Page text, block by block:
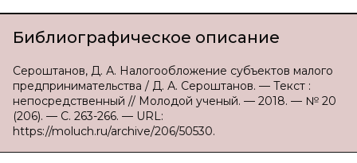
Библиографическое описание
Сероштанов, Д. А. Налогообложение субъектов малого
предпринимательства / Д. А. Сероштанов. — Текст :
непосредственный // Молодой ученый. — 2018. — № 20
(206). — С. 263-266. — URL:
https://moluch.ru/archive/206/50530.